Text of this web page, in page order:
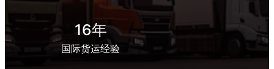
16年
国际货运经验